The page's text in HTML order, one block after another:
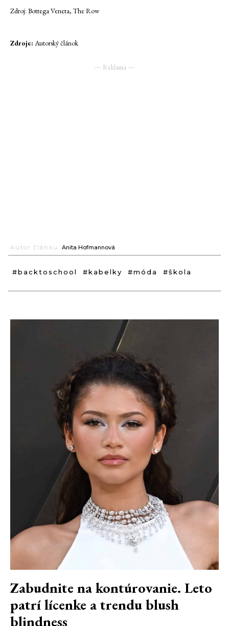
Zdroj: Bottega Veneta, The Row
Zdroje: Autorský článok
― Reklama ―
Autor článku: Anita Hofmannová
#backtoschool #kabelky #móda #škola
Zabudnite na kontúrovanie. Leto
patrí lícenke a trendu blush
blindness